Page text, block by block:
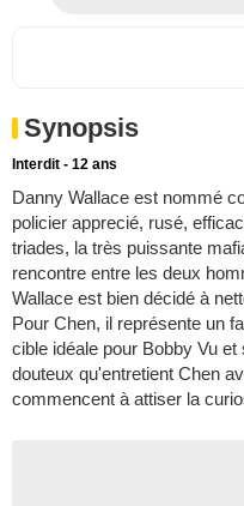
Synopsis
Interdit - 12 ans
Danny Wallace est nommé
policier apprecié, rusé,
triades, la très puissante
rencontre entre les deux
Wallace est bien décidé à
Pour Chen, il représente un
cible idéale pour Bobby Vu
douteux qu'entretient Chen
commencent à attiser la